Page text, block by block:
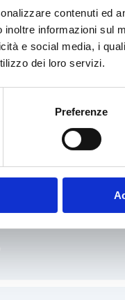
contenuti ed
inoltre informazioni sul
e social media, i
dei loro servizi.
Preferenze
Domande